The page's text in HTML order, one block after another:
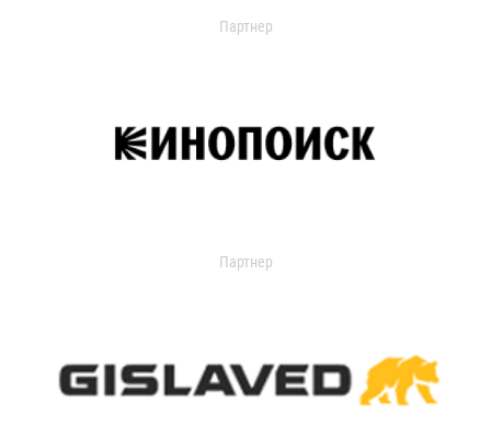
Партнер
Партнер